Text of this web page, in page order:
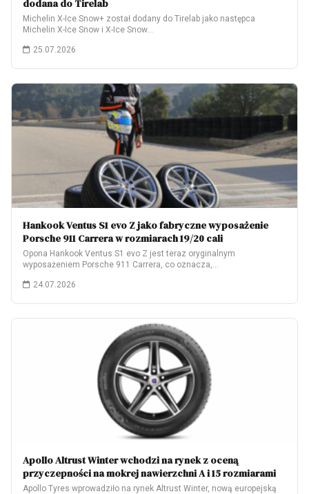
dodana do Tirelab
Michelin X-Ice Snow+ został dodany do Tirelab jako następca
Michelin X-Ice Snow i X-Ice Snow…
25.07.2026
Hankook Ventus S1 evo Z jako fabryczne wyposażenie
Porsche 911 Carrera w rozmiarach 19/20 cali
Opona Hankook Ventus S1 evo Z jest teraz oryginalnym
wyposażeniem Porsche 911 Carrera, co oznacza,…
24.07.2026
Apollo Altrust Winter wchodzi na rynek z oceną
przyczepności na mokrej nawierzchni A i 15 rozmiarami
Apollo Tyres wprowadziło na rynek Altrust Winter, nową europejską